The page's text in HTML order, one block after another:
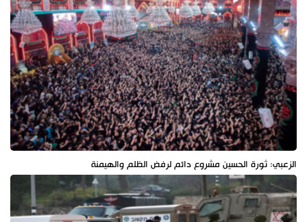
الزعبي: ثورة الحسين مشروع دائم لرفض الظلم والهيمنة